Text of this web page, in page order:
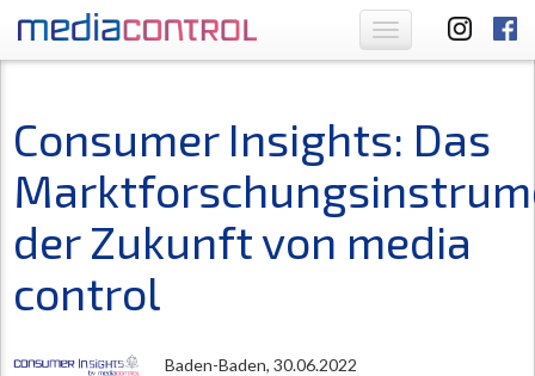
Toggle
navigation
Consumer Insights: Das
der Zukunft von media
control
Baden-Baden, 30.06.2022